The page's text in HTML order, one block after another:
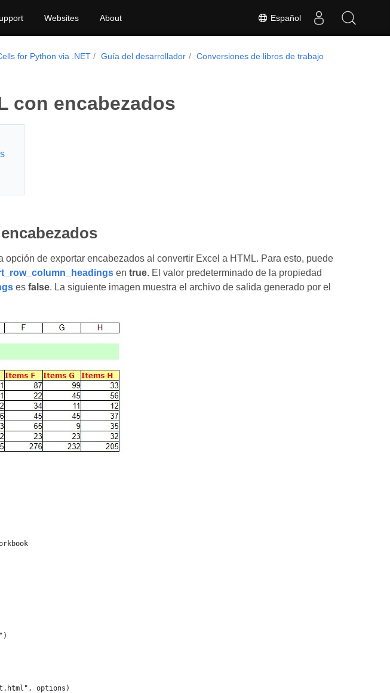
Español
Websites About
for Python via .NET Guía del desarrollador
Conversiones de libros de trabajo
con encabezados
de exportar encabezados al convertir Excel a HTML. Para esto, puede
en true. El valor predeterminado de la propiedad
es false. La siguiente imagen muestra el archivo de salida generado por el
options)